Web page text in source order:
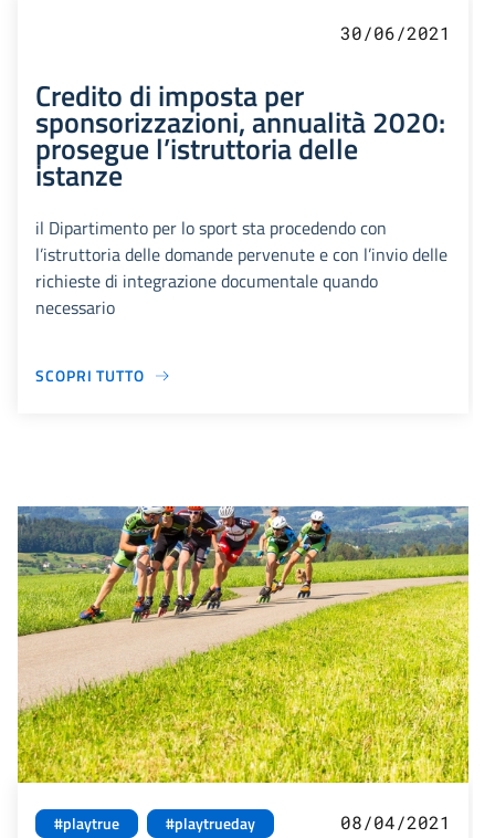
30/06/2021
Credito di imposta per
sponsorizzazioni, annualità 2020:
prosegue l’istruttoria delle
istanze
il Dipartimento per lo sport sta procedendo con
l’istruttoria delle domande pervenute e con l’invio delle
richieste di integrazione documentale quando
necessario
SCOPRI TUTTO
#playtrue
#playtrueday
08/04/2021